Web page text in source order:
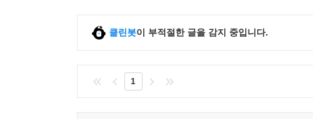
클린봇이 부적절한 글을 감지 중입니다.
1